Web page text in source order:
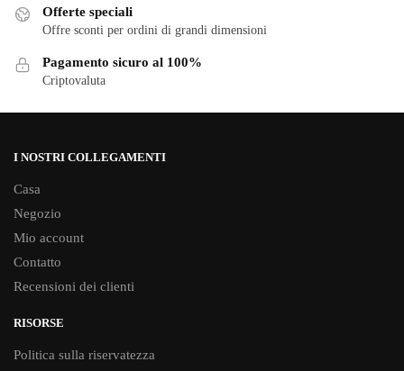
scelte
del
Offerte speciali
Offre sconti per ordini di grandi dimensioni
Pagamento sicuro al 100%
Criptovaluta
I NOSTRI COLLEGAMENTI
Casa
Negozio
Mio account
Contatto
Recensioni dei clienti
RISORSE
Politica sulla riservatezza